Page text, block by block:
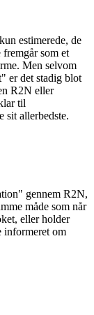
estimerede, de
fremgår som et
Men selvom
er det stadig blot
R2N eller
til
sit allerbedste.
gennem R2N,
måde som når
eller holder
om